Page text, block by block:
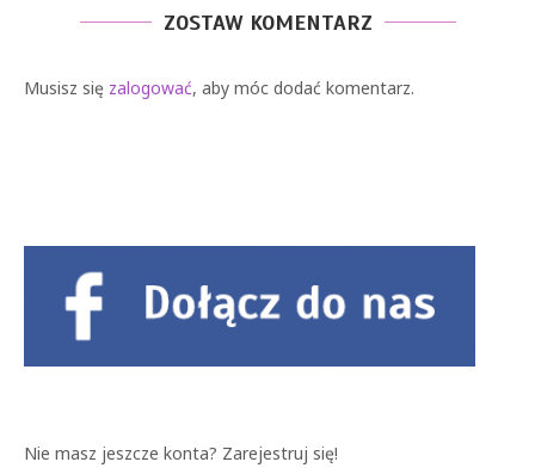
ZOSTAW KOMENTARZ
Musisz się zalogować, aby móc dodać komentarz.
Nie masz jeszcze konta? Zarejestruj się!